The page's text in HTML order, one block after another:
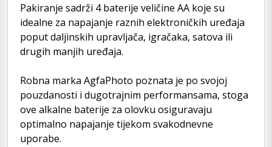
Pakiranje sadrži 4 baterije veličine AA koje su
idealne za napajanje raznih elektroničkih uređaja
poput daljinskih upravljača, igračaka, satova ili
drugih manjih uređaja.
Robna marka AgfaPhoto poznata je po svojoj
pouzdanosti i dugotrajnim performansama, stoga
ove alkalne baterije za olovku osiguravaju
optimalno napajanje tijekom svakodnevne
uporabe.